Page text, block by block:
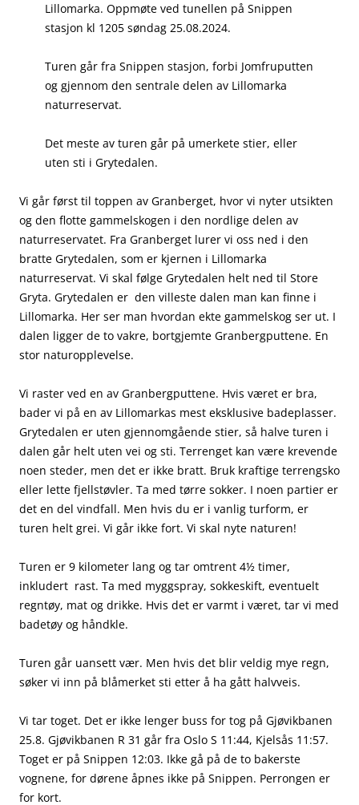
Lillomarka. Oppmøte ved tunellen på Snippen
stasjon kl 1205 søndag 25.08.2024.
Turen går fra Snippen stasjon, forbi Jomfruputten
og gjennom den sentrale delen av Lillomarka
naturreservat.
Det meste av turen går på umerkete stier, eller
uten sti i Grytedalen.
Vi går først til toppen av Granberget, hvor vi nyter utsikten
og den flotte gammelskogen i den nordlige delen av
naturreservatet. Fra Granberget lurer vi oss ned i den
bratte Grytedalen, som er kjernen i Lillomarka
naturreservat. Vi skal følge Grytedalen helt ned til Store
Gryta. Grytedalen er den villeste dalen man kan finne i
Lillomarka. Her ser man hvordan ekte gammelskog ser ut. I
dalen ligger de to vakre, bortgjemte Granbergputtene. En
stor naturopplevelse.
Vi raster ved en av Granbergputtene. Hvis været er bra,
bader vi på en av Lillomarkas mest eksklusive badeplasser.
Grytedalen er uten gjennomgående stier, så halve turen i
dalen går helt uten vei og sti. Terrenget kan være krevende
noen steder, men det er ikke bratt. Bruk kraftige terrengsko
eller lette fjellstøvler. Ta med tørre sokker. I noen partier er
det en del vindfall. Men hvis du er i vanlig turform, er
turen helt grei. Vi går ikke fort. Vi skal nyte naturen!
Turen er 9 kilometer lang og tar omtrent 4½ timer,
inkludert rast. Ta med myggspray, sokkeskift, eventuelt
regntøy, mat og drikke. Hvis det er varmt i været, tar vi med
badetøy og håndkle.
Turen går uansett vær. Men hvis det blir veldig mye regn,
søker vi inn på blåmerket sti etter å ha gått halvveis.
Vi tar toget. Det er ikke lenger buss for tog på Gjøvikbanen
25.8. Gjøvikbanen R 31 går fra Oslo S 11:44, Kjelsås 11:57.
Toget er på Snippen 12:03. Ikke gå på de to bakerste
vognene, for dørene åpnes ikke på Snippen. Perrongen er
for kort.